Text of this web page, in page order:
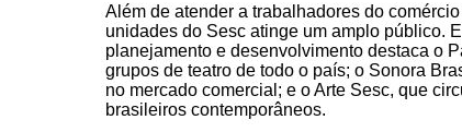
Além de atender a trabalhadores do
unidades do Sesc atinge um amplo público.
planejamento e desenvolvimento destaca o
grupos de teatro de todo o país; o Sonora
no mercado comercial; e o Arte Sesc, que
brasileiros contemporâneos.